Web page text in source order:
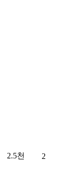
2.5천 2